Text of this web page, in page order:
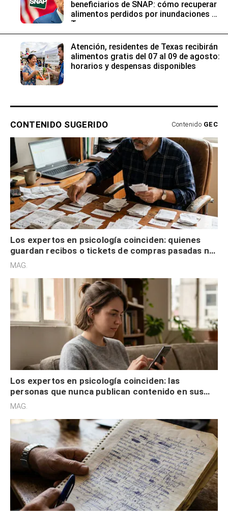
beneficiarios de SNAP: cómo recuperar
alimentos perdidos por inundaciones en
Texas
Atención, residentes de Texas recibirán
alimentos gratis del 07 al 09 de agosto:
horarios y despensas disponibles
CONTENIDO SUGERIDO Contenido GEC
Los expertos en psicología coinciden: quienes
guardan recibos o tickets de compras pasadas no
son acumuladores, sino que tienen necesidad de
MAG.
Los expertos en psicología coinciden: las
personas que nunca publican contenido en sus
redes sociales no pretenden buscar validación
MAG.